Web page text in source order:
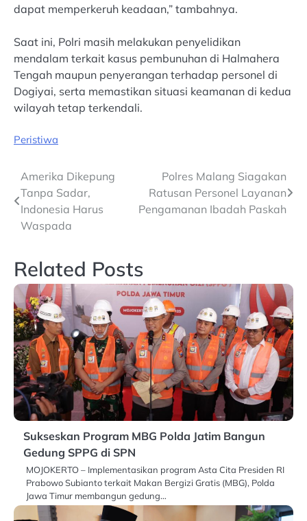
dapat memperkeruh keadaan,” tambahnya.
Saat ini, Polri masih melakukan penyelidikan
mendalam terkait kasus pembunuhan di Halmahera
Tengah maupun penyerangan terhadap personel di
Dogiyai, serta memastikan situasi keamanan di kedua
wilayah tetap terkendali.
Peristiwa
Post
navigation
Amerika Dikepung
Tanpa Sadar,
Indonesia Harus
Waspada
Polres Malang Siagakan
Ratusan Personel Layanan
Pengamanan Ibadah Paskah
Related Posts
Sukseskan Program MBG Polda Jatim Bangun
Gedung SPPG di SPN
MOJOKERTO – Implementasikan program Asta Cita Presiden RI
Prabowo Subianto terkait Makan Bergizi Gratis (MBG), Polda
Jawa Timur membangun gedung…